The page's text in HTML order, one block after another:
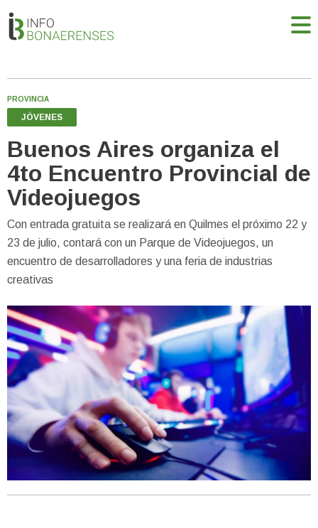
PROVINCIA
JÓVENES
Buenos Aires organiza el
4to Encuentro Provincial de
Videojuegos
Con entrada gratuita se realizará en Quilmes el próximo 22 y
23 de julio, contará con un Parque de Videojuegos, un
encuentro de desarrolladores y una feria de industrias
creativas